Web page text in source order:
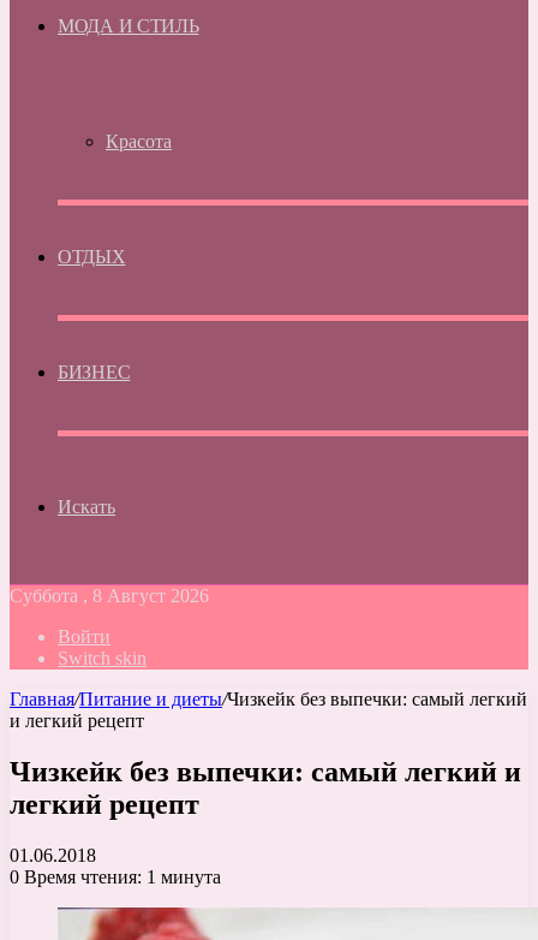
МОДА И СТИЛЬ
Красота
ОТДЫХ
БИЗНЕС
Искать
Суббота , 8 Август 2026
Войти
Switch skin
Главная/Питание и диеты/Чизкейк без выпечки: самый легкий
и легкий рецепт
Чизкейк без выпечки: самый легкий и
легкий рецепт
01.06.2018
0 Время чтения: 1 минута